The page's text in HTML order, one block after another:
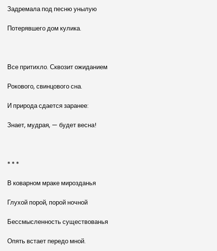
Задремала под песню унылую
Потерявшего дом кулика.
Все притихло. Сквозит ожиданием
Рокового, свинцового сна.
И природа сдается заранее:
Знает, мудрая, — будет весна!
* * *
В коварном мраке мирозданья
Глухой порой, порой ночной
Бессмысленность существованья
Опять встает передо мной.